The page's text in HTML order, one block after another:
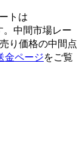
トは
中間市場レー
り価格の中間点
金ページをご覧